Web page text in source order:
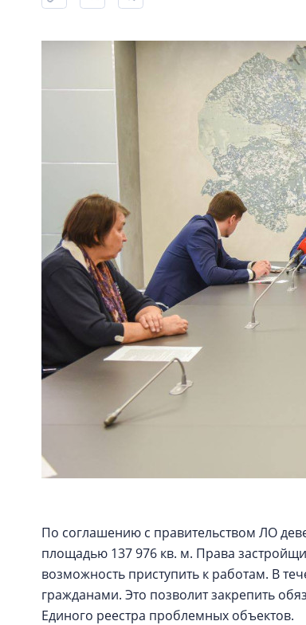
По соглашению с правительством ЛО
площадью 137 976 кв. м. Права
возможность приступить к работам. В
гражданами. Это позволит закрепить
Единого реестра проблемных объектов.